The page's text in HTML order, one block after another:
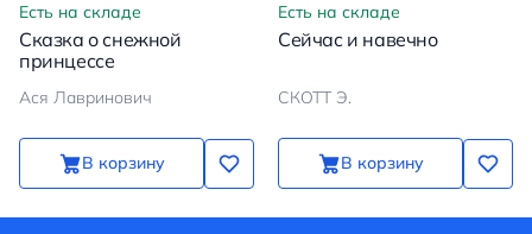
Есть на складе
Сказка о снежной
принцессе
Ася Лавринович
В корзину
Есть на складе
Сейчас и навечно
СКОТТ Э.
В корзину